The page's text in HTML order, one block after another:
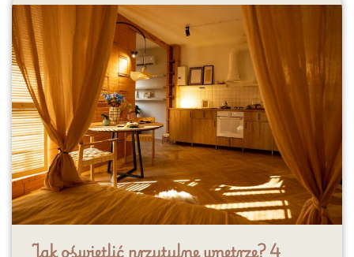
Jak oświetlić przytulne wnętrze? 4